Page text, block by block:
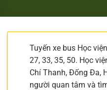
Tuyến xe bus Học
27, 33, 35, 50. Học
Chí Thanh, Đống Đa,
người quan tâm và